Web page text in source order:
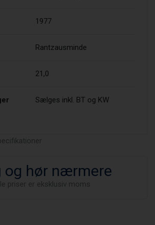
1977
Rantzausminde
21,0
Sælges inkl. BT og KW
og hør nærmere
priser er eksklusiv moms